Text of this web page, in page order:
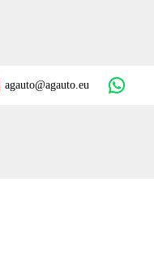
agauto@agauto.eu